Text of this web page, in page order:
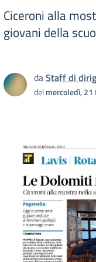
Ciceroni alla
giovani della
daStaff di
delmercoledì,